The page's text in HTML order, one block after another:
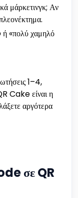
μάρκετινγκ; Αν
ή «πολύ χαμηλό
1–4,
Cake είναι η
αργότερα
σε QR